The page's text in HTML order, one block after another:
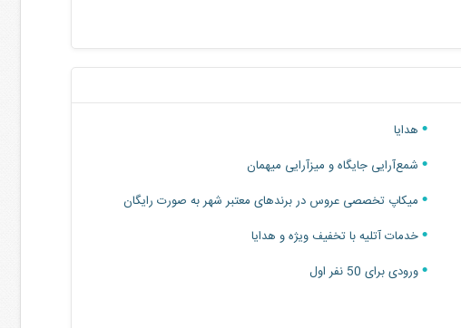
هدایا
شمع‌آرایی جایگاه و میزآرایی میهمان
میکاپ تخصصی عروس در برندهای معتبر شهر به صورت رایگان
خدمات آتلیه با تخفیف ویژه و هدایا
ورودی برای 50 نفر اول